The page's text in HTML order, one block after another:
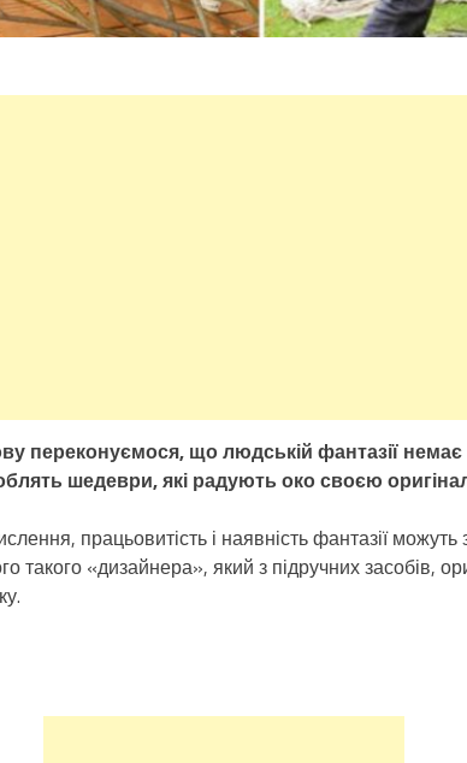
переконуємося, що людській фантазії
шедеври, які радують око своєю
працьовитість і наявність фантазії
такого «дизайнера», який з підручних засобів,